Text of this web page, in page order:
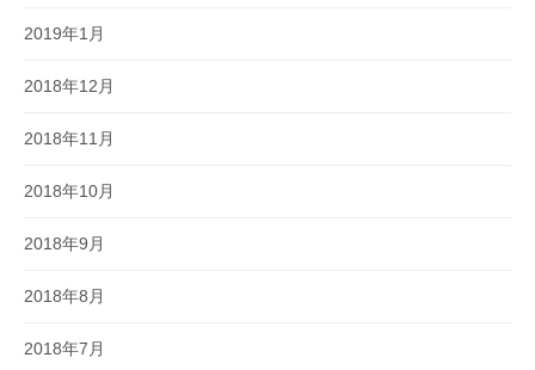
2019年1月
2018年12月
2018年11月
2018年10月
2018年9月
2018年8月
2018年7月